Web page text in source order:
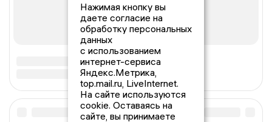
Нажимая кнопку вы
даете согласие на
обработку персональных
данных
с использованием
интернет-сервиса
Яндекс.Метрика,
top.mail.ru, LiveInternet.
На сайте используются
cookie. Оставаясь на
сайте, вы принимаете